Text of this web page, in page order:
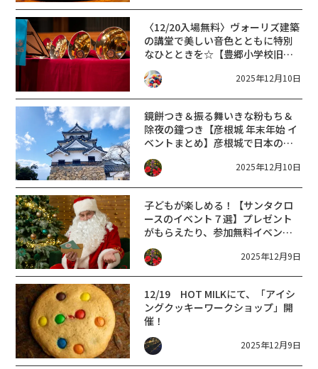
〈12/20入場無料〉ヴォーリズ建築
の講堂で美しい音色とともに特別
なひとときを☆【豊郷小学校旧校
舎群クリスマスコンサート】25日
まではライトアップ＆イルミネー
2025年12月10日
鏡餅つき＆振る舞いきな粉もち＆
除夜の鐘つき【彦根城 年末年始 イ
ベントまとめ】彦根城で日本の伝
統文化を体験しよう！
2025年12月10日
子どもが楽しめる！【サンタクロ
ースのイベント７選】プレゼント
がもらえたり、参加無料イベント
も！
2025年12月9日
12/19 HOT MILKにて、「アイシ
ングクッキーワークショップ」開
催！
2025年12月9日